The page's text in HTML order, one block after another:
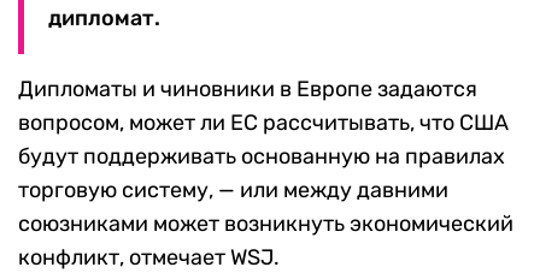
дипломат.
Дипломаты и чиновники в Европе задаются
вопросом, может ли ЕС рассчитывать, что США
будут поддерживать основанную на правилах
торговую систему, — или между давними
союзниками может возникнуть экономический
конфликт, отмечает WSJ.